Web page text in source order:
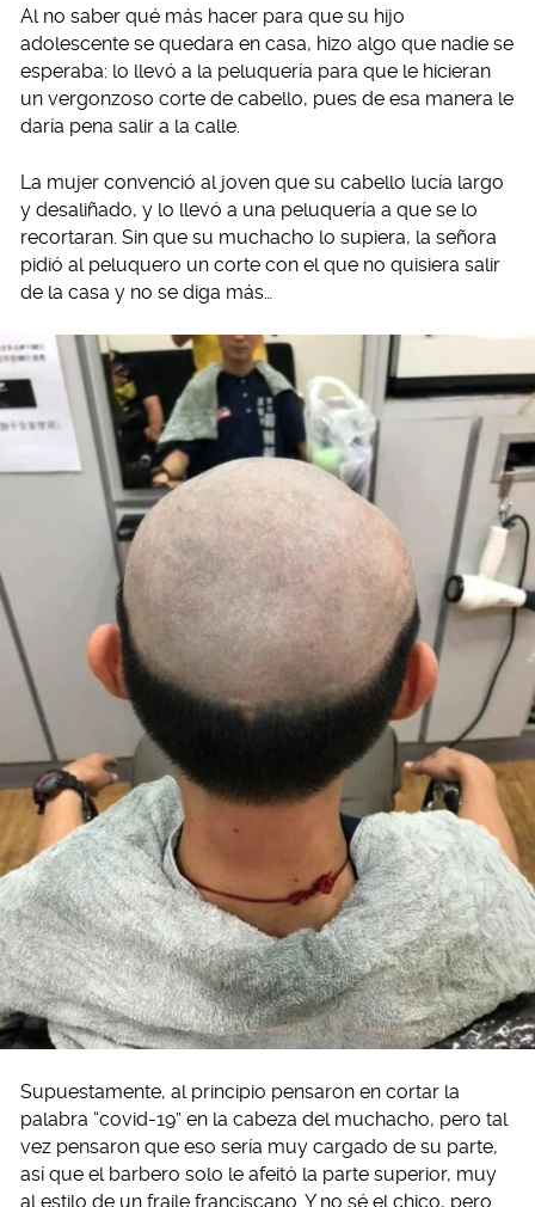
Al no saber qué más hacer para que su hijo
adolescente se quedara en casa, hizo algo que nadie se
esperaba: lo llevó a la peluquería para que le hicieran
un vergonzoso corte de cabello, pues de esa manera le
daría pena salir a la calle.
La mujer convenció al joven que su cabello lucía largo
y desaliñado, y lo llevó a una peluquería a que se lo
recortaran. Sin que su muchacho lo supiera, la señora
pidió al peluquero un corte con el que no quisiera salir
de la casa y no se diga más…
Supuestamente, al principio pensaron en cortar la
palabra “covid-19” en la cabeza del muchacho, pero tal
vez pensaron que eso sería muy cargado de su parte,
así que el barbero solo le afeitó la parte superior, muy
al estilo de un fraile franciscano. Y no sé el chico, pero